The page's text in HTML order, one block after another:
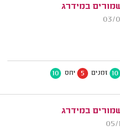
במידרג
10 זמנים 5 יחס 10
במידרג